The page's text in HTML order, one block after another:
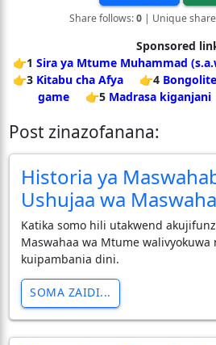
Share follows:0| Unique
Sponsored
👉1 Sira ya Mtume Muhammad
👉3 Kitabu cha Afya 👉4
game
👉5 Madrasa kiganjani
Post zinazofanana:
Historia ya
Ushujaa wa
Katika somo hili utakwend
Maswahaa wa Mtume walivyokuwa
kuipambania dini.
SOMA ZAIDI...